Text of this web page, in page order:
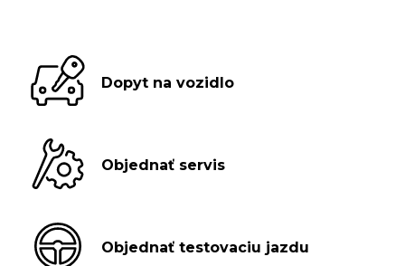
Dopyt na vozidlo
Objednať servis
Objednať testovaciu jazdu